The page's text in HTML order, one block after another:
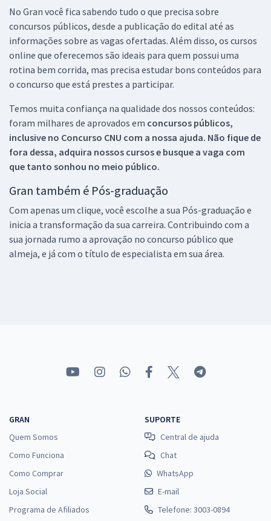
No Gran você fica sabendo tudo o que precisa sobre
concursos públicos, desde a publicação do edital até as
informações sobre as vagas ofertadas. Além disso, os cursos
online que oferecemos são ideais para quem possui uma
rotina bem corrida, mas precisa estudar bons conteúdos para
o concurso que está prestes a participar.
Temos muita confiança na qualidade dos nossos conteúdos:
foram milhares de aprovados em concursos públicos,
inclusive no Concurso CNU com a nossa ajuda. Não fique de
fora dessa, adquira nossos cursos e busque a vaga com
que tanto sonhou no meio público.
Gran também é Pós-graduação
Com apenas um clique, você escolhe a sua Pós-graduação e
inicia a transformação da sua carreira. Contribuindo com a
sua jornada rumo a aprovação no concurso público que
almeja, e já com o título de especialista em sua área.
GRAN
Quem Somos
Como Funciona
Como Comprar
Loja Social
Programa de Afiliados
SUPORTE
Central de ajuda
Chat
WhatsApp
E-mail
Telefone: 3003-0894